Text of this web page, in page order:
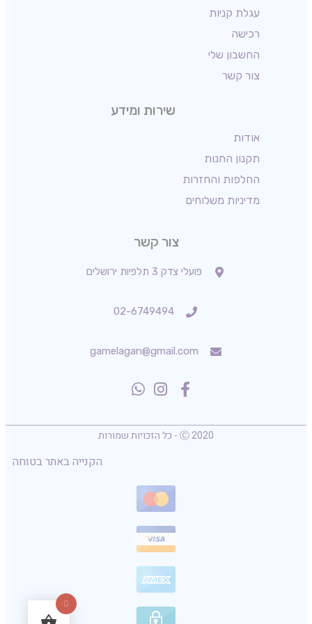
עגלת קניות
רכישה
החשבון שלי
צור קשר
שירות ומידע
אודות
תקנון החנות
החלפות והחזרות
מדיניות משלוחים
צור קשר
פועלי צדק 3 תלפיות ירושלים
02-6749494
gamelagan@gmail.com
Ⓒ 2020 - כל הזכויות שמורות
הקנייה באתר בטוחה
0